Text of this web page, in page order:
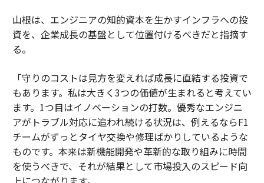
山根は、エンジニアの知的資本を生かすインフラへの投
資を、企業成長の基盤として位置付けるべきだと指摘す
る。
「守りのコストは見方を変えれば成長に直結する投資で
もあります。私は大きく3つの価値が生まれると考えてい
ます。1つ目はイノベーションの打数。優秀なエンジニ
アがトラブル対応に追われ続ける状況は、例えるならF1
チームがずっとタイヤ交換や修理ばかりしているような
ものです。本来は新機能開発や革新的な取り組みに時間
を使うべきで、それが結果として市場投入のスピード向